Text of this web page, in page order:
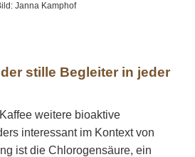
Janna Kamphof
stille Begleiter in jeder
weitere bioaktive
interessant im Kontext von
ist die Chlorogensäure, ein